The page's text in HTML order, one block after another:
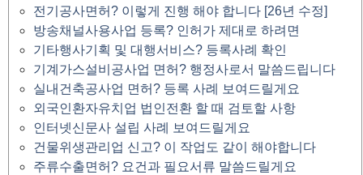
전기공사면허? 이렇게 진행 해야 합니다 [26년 수정]
방송채널사용사업 등록? 인허가 제대로 하려면
기타행사기획 및 대행서비스? 등록사례 확인
기계가스설비공사업 면허? 행정사로서 말씀드립니다
실내건축공사업 면허? 등록 사례 보여드릴게요
외국인환자유치업 법인전환 할 때 검토할 사항
인터넷신문사 설립 사례 보여드릴게요
건물위생관리업 신고? 이 작업도 같이 해야합니다
주류수출면허? 요건과 필요서류 말씀드릴게요